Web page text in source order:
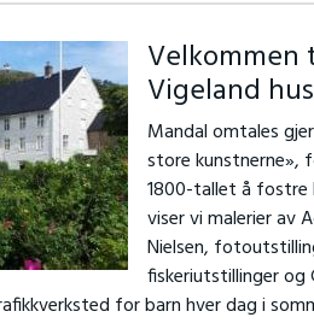
Velkommen
Vigeland hus
Mandal omtales
store kunstnerne»,
1800-tallet å fostre
viser vi malerier av
Nielsen,
fiskeriutstillinger og
for barn hver dag i